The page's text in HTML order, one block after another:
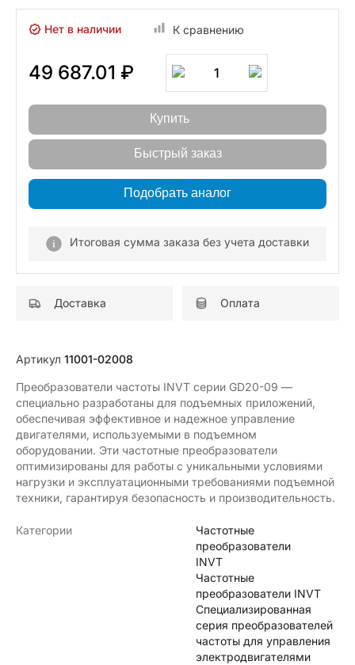
Нет в наличии К сравнению
49 687.01 ₽ 1
Купить
Быстрый заказ
Подобрать аналог
Итоговая сумма заказа без учета доставки
Доставка Оплата
Артикул 11001-02008
Преобразователи частоты INVT серии GD20-09 —
специально разработаны для подъемных приложений,
обеспечивая эффективное и надежное управление
двигателями, используемыми в подъемном
оборудовании. Эти частотные преобразователи
оптимизированы для работы с уникальными условиями
нагрузки и эксплуатационными требованиями подъемной
техники, гарантируя безопасность и производительность.
Категории
Частотные
преобразователи
INVT
Частотные
преобразователи INVT
Специализированная
серия преобразователей
частоты для управления
электродвигателями